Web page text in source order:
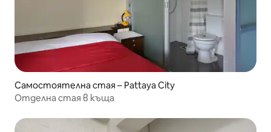
Самостоятелна стая – Pattaya City
Отделна стая в къща